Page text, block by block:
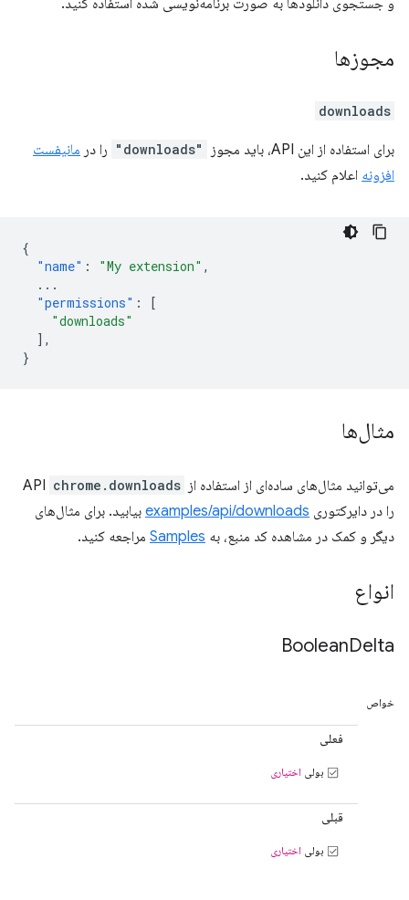
و جستجوی دانلودها به صورت برنامه‌نویسی شده استفاده کنید.
مجوزها
downloads
برای استفاده از این API، باید مجوز "downloads" را در مانیفست
افزونه اعلام کنید.
{
"name" : "My extension" ,
...
"permissions" :
[
"downloads"
],
}
مثال‌ها
می‌توانید مثال‌های ساده‌ای از استفاده از API chrome.downloads
را در دایرکتوری examples/api/downloads بیابید. برای مثال‌های
دیگر و کمک در مشاهده کد منبع، به Samples مراجعه کنید.
انواع
BooleanDelta
خواص
فعلی
بولی اختیاری
قبلی
بولی اختیاری